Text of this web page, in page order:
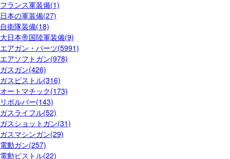
フランス軍装備(1)
日本の軍装備(27)
自衛隊装備(18)
大日本帝国陸軍装備(9)
エアガン・パーツ(5991)
エアソフトガン(978)
ガスガン(426)
ガスピストル(316)
オートマチック(173)
リボルバー(143)
ガスライフル(52)
ガスショットガン(31)
ガスマシンガン(29)
電動ガン(257)
電動ピストル(22)